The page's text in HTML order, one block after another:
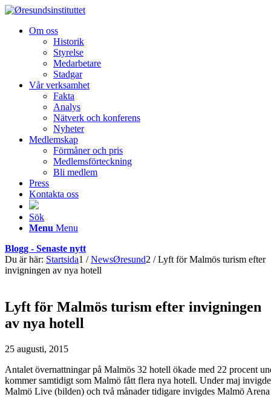
Om oss
Historik
Styrelse
Medarbetare
Stadgar
Vår verksamhet
Fakta
Analys
Nätverk och konferens
Nyheter
Medlemskap
Förmåner och pris
Medlemsförteckning
Bli medlem
Press
Kontakta oss
Sök
Menu Menu
Blogg - Senaste nytt
Du är här: Startsida1 / NewsØresund2 / Lyft för Malmös turism efter
invigningen av nya hotell
Lyft för Malmös turism efter invigningen
av nya hotell
25 augusti, 2015
Antalet övernattningar på Malmös 32 hotell ökade med 22 procent
kommer samtidigt som Malmö fått flera nya hotell. Under maj
Malmö Live (bilden) och två månader tidigare invigdes Malmö